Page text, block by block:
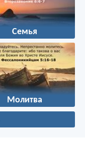
Семья
Молитва